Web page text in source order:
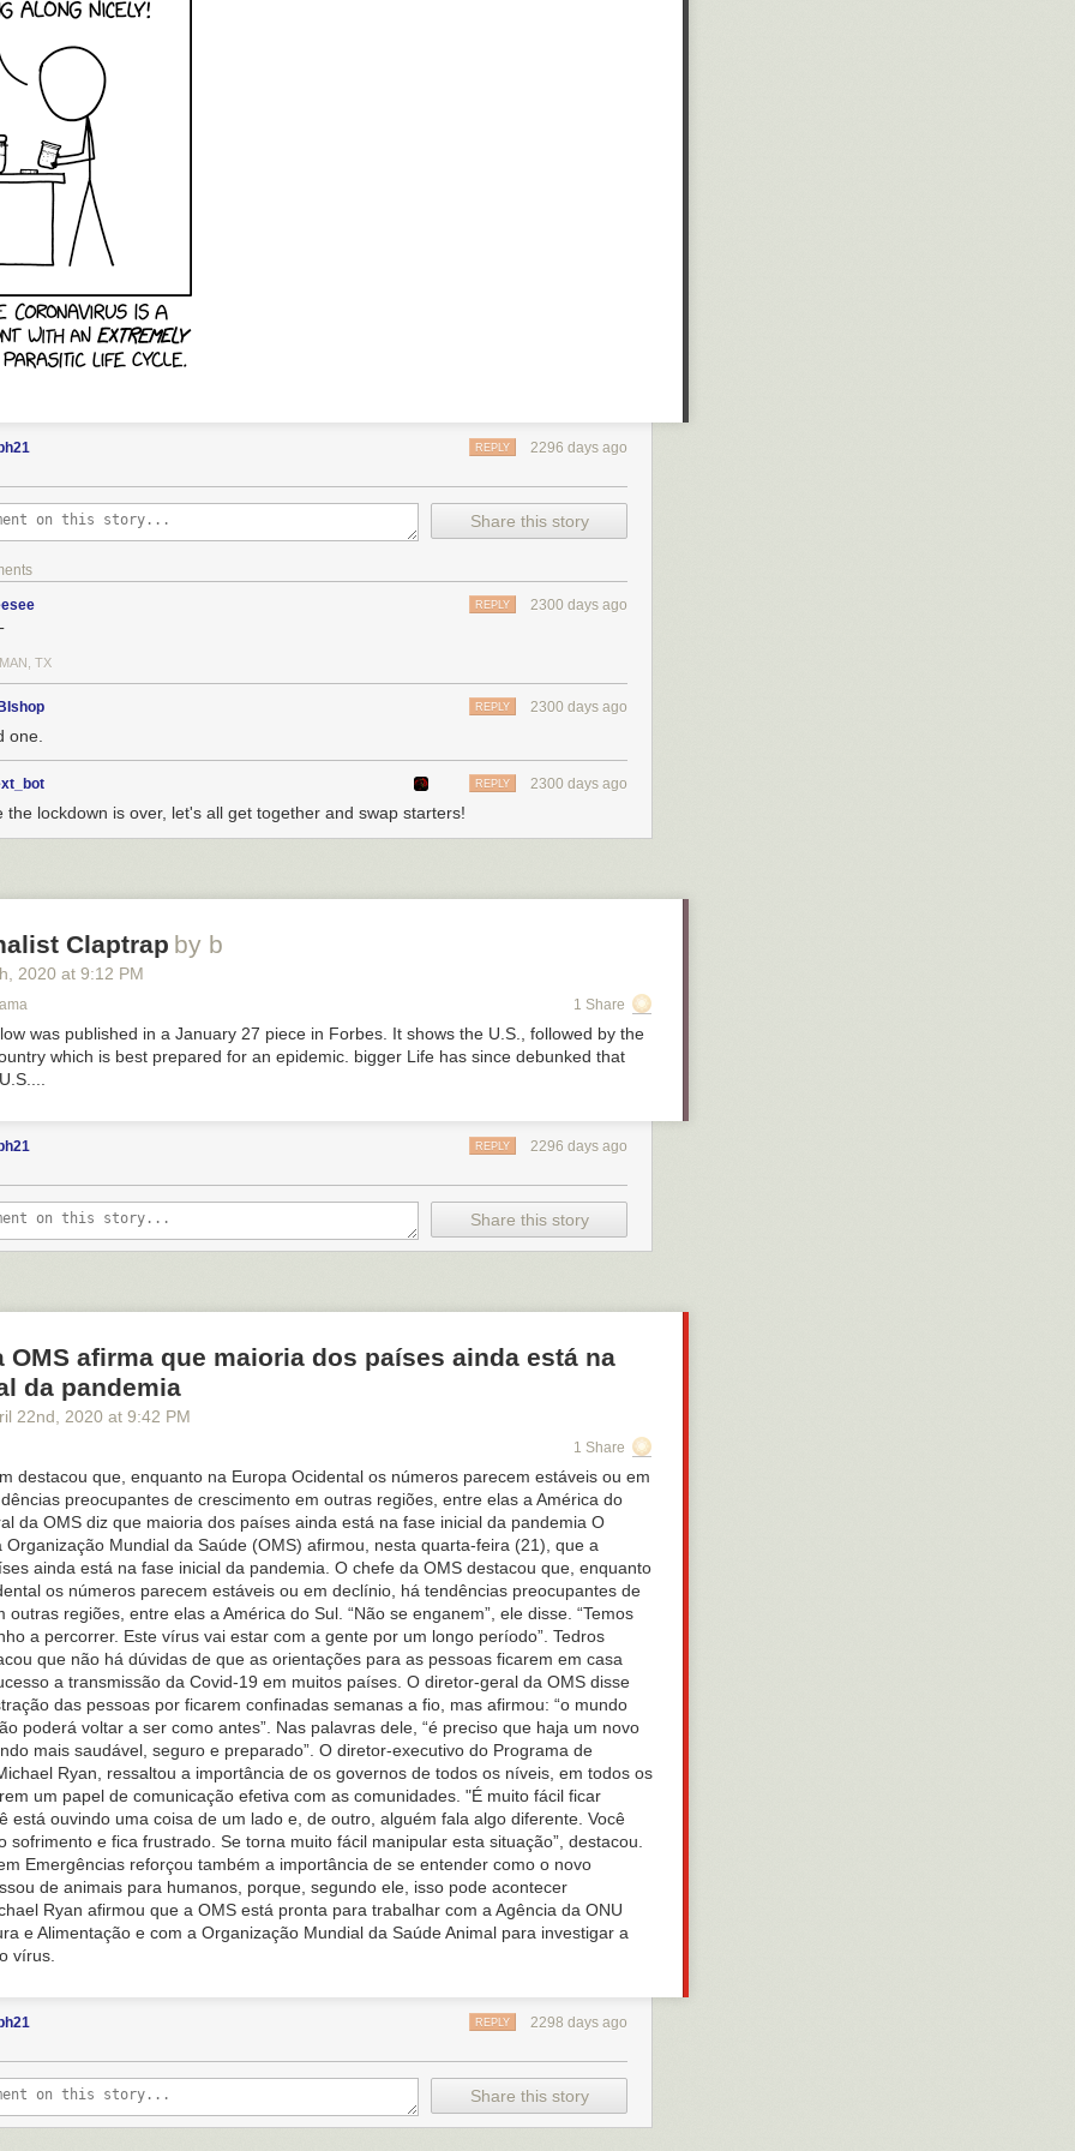
2296 days ago
REPLY
Share this story
2300 days ago
REPLY
TX
2300 days ago
REPLY
one.
2300 days ago
REPLY
the lockdown is over, let's all get together and swap starters!
Claptrap by b
, 2020 at 9:12 PM
1 Share
was published in a January 27 piece in Forbes. It shows the U.S., followed by the
which is best prepared for an epidemic. bigger Life has since debunked that
2296 days ago
REPLY
Share this story
OMS afirma que maioria dos países ainda está na
da pandemia
22nd , 2020 at 9:42 PM
1 Share
destacou que, enquanto na Europa Ocidental os números parecem estáveis ou em
preocupantes de crescimento em outras regiões, entre elas a América do
da OMS diz que maioria dos países ainda está na fase inicial da pandemia O
Organização Mundial da Saúde (OMS) afirmou, nesta quarta-feira (21), que a
ainda está na fase inicial da pandemia. O chefe da OMS destacou que, enquanto
os números parecem estáveis ou em declínio, há tendências preocupantes de
outras regiões, entre elas a América do Sul. “Não se enganem”, ele disse. “Temos
a percorrer. Este vírus vai estar com a gente por um longo período”. Tedros
que não há dúvidas de que as orientações para as pessoas ficarem em casa
a transmissão da Covid-19 em muitos países. O diretor-geral da OMS disse
das pessoas por ficarem confinadas semanas a fio, mas afirmou: “o mundo
poderá voltar a ser como antes”. Nas palavras dele, “é preciso que haja um novo
mais saudável, seguro e preparado”. O diretor-executivo do Programa de
Ryan, ressaltou a importância de os governos de todos os níveis, em todos os
um papel de comunicação efetiva com as comunidades. "É muito fácil ficar
está ouvindo uma coisa de um lado e, de outro, alguém fala algo diferente. Você
sofrimento e fica frustrado. Se torna muito fácil manipular esta situação”, destacou.
Emergências reforçou também a importância de se entender como o novo
de animais para humanos, porque, segundo ele, isso pode acontecer
Ryan afirmou que a OMS está pronta para trabalhar com a Agência da ONU
e Alimentação e com a Organização Mundial da Saúde Animal para investigar a
vírus.
2298 days ago
REPLY
Share this story